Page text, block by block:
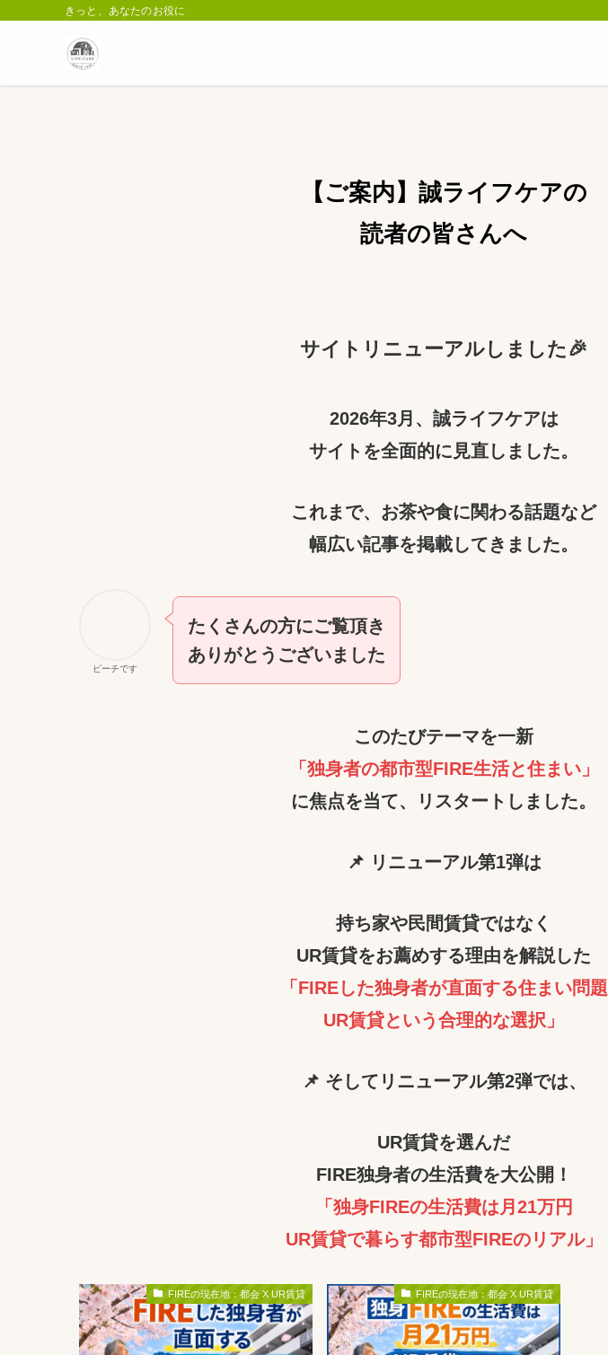
きっと、あなたのお役に
【ご案内】誠ライフケアの
読者の皆さんへ
サイトリニューアルしました🎉
2026年3月、誠ライフケアは
サイトを全面的に見直しました。
これまで、お茶や食に関わる話題など
幅広い記事を掲載してきました。
ピーチです
たくさんの方にご覧頂き
ありがとうございました
このたびテーマを一新
「独身者の都市型FIRE生活と住まい」
に焦点を当て、リスタートしました。
📌 リニューアル第1弾は
持ち家や民間賃貸ではなく
UR賃貸をお薦めする理由を解説した
「FIREした独身者が直面する住まい問題
UR賃貸という合理的な選択」
📌 そしてリニューアル第2弾では、
UR賃貸を選んだ
FIRE独身者の生活費を大公開！
「独身FIREの生活費は月21万円
UR賃貸で暮らす都市型FIREのリアル」
FIREの現在地：都会 X UR賃貸 FIREの現在地：都会 X UR賃貸